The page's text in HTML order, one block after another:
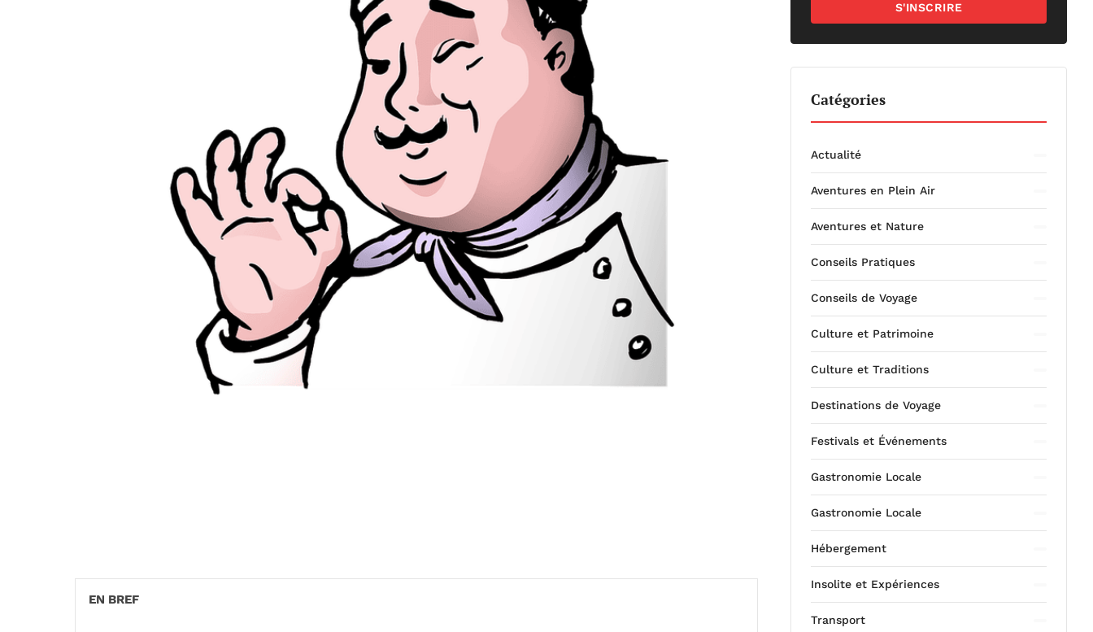
EN BREF
S'INSCRIRE
Catégories
Actualité
Aventures en Plein Air
Aventures et Nature
Conseils Pratiques
Conseils de Voyage
Culture et Patrimoine
Culture et Traditions
Destinations de Voyage
Festivals et Événements
Gastronomie Locale
Gastronomie Locale
Hébergement
Insolite et Expériences
Transport